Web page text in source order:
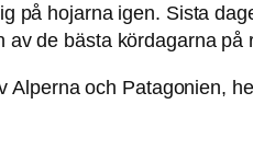
på hojarna igen. Sista
av de bästa kördagarna på
och Patagonien,